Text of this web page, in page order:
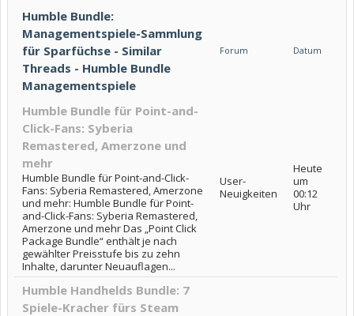
Humble Bundle:
Managementspiele-Sammlung
für Sparfüchse - Similar
Threads - Humble Bundle
Managementspiele
Forum Datum
Humble Bundle für Point-and-
Click-Fans: Syberia
Remastered, Amerzone und
mehr
Humble Bundle für Point-and-Click-
Fans: Syberia Remastered, Amerzone
und mehr: Humble Bundle für Point-
and-Click-Fans: Syberia Remastered,
Amerzone und mehr Das „Point Click
Package Bundle“ enthält je nach
gewählter Preisstufe bis zu zehn
Inhalte, darunter Neuauflagen...
User-
Neuigkeiten
Heute
um
00:12
Uhr
Humble Handhelds Bundle: 7
Spiele-Kracher fürs Steam